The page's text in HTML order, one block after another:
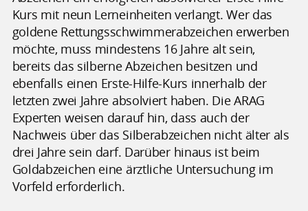
Kurs mit neun Lerneinheiten verlangt. Wer das
goldene Rettungsschwimmerabzeichen erwerben
möchte, muss mindestens 16 Jahre alt sein,
bereits das silberne Abzeichen besitzen und
ebenfalls einen Erste-Hilfe-Kurs innerhalb der
letzten zwei Jahre absolviert haben. Die ARAG
Experten weisen darauf hin, dass auch der
Nachweis über das Silberabzeichen nicht älter als
drei Jahre sein darf. Darüber hinaus ist beim
Goldabzeichen eine ärztliche Untersuchung im
Vorfeld erforderlich.